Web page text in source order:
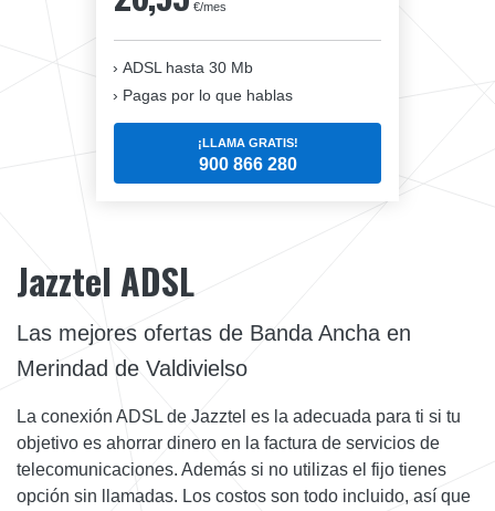
€/mes
ADSL hasta 30 Mb
Pagas por lo que hablas
¡LLAMA GRATIS!
900 866 280
Jazztel ADSL
Las mejores ofertas de Banda Ancha en
Merindad de Valdivielso
La conexión ADSL de Jazztel es la adecuada para ti si tu
objetivo es ahorrar dinero en la factura de servicios de
telecomunicaciones. Además si no utilizas el fijo tienes
opción sin llamadas. Los costos son todo incluido, así que